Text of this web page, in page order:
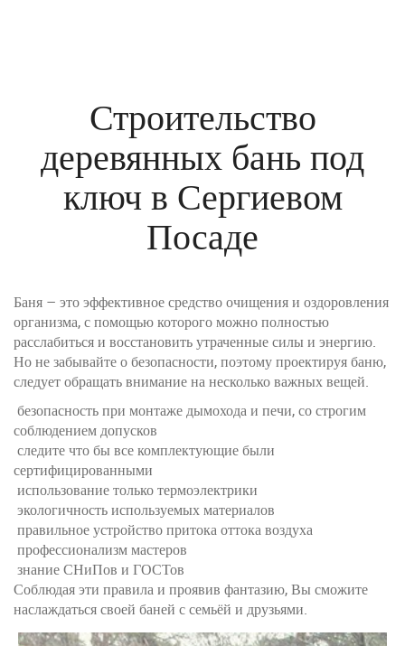
Строительство
деревянных бань под
ключ в Сергиевом
Посаде
Баня – это эффективное средство очищения и оздоровления
организма, с помощью которого можно полностью
расслабиться и восстановить утраченные силы и энергию.
Но не забывайте о безопасности, поэтому проектируя баню,
следует обращать внимание на несколько важных вещей.
безопасность при монтаже дымохода и печи, со строгим
соблюдением допусков
следите что бы все комплектующие были
сертифицированными
использование только термоэлектрики
экологичность используемых материалов
правильное устройство притока оттока воздуха
профессионализм мастеров
знание СНиПов и ГОСТов
Соблюдая эти правила и проявив фантазию, Вы сможите
наслаждаться своей баней с семьёй и друзьями.